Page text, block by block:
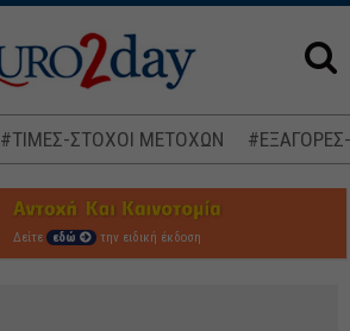
#ΤΙΜΕΣ-ΣΤΟΧΟΙ ΜΕΤΟΧΩΝ
Δείτε εδώ την ειδική έκδοση